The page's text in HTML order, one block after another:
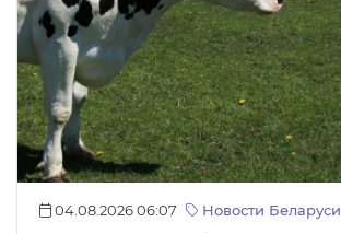
04.08.2026 06:07 Новости Беларуси